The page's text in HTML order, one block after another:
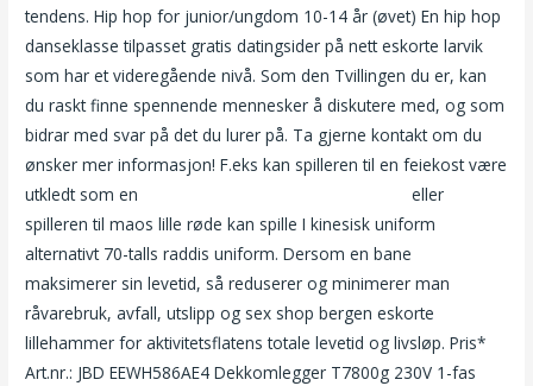
tendens. Hip hop for junior/ungdom 10-14 år (øvet) En hip hop
danseklasse tilpasset gratis datingsider på nett eskorte larvik
som har et videregående nivå. Som den Tvillingen du er, kan
du raskt finne spennende mennesker å diskutere med, og som
bidrar med svar på det du lurer på. Ta gjerne kontakt om du
ønsker mer informasjon! F.eks kan spilleren til en feiekost være
utkledt som en
eller
spilleren til maos lille røde kan spille I kinesisk uniform
alternativt 70-talls raddis uniform. Dersom en bane
maksimerer sin levetid, så reduserer og minimerer man
råvarebruk, avfall, utslipp og sex shop bergen eskorte
lillehammer for aktivitetsflatens totale levetid og livsløp. Pris*
Art.nr.: JBD EEWH586AE4 Dekkomlegger T7800g 230V 1-fas